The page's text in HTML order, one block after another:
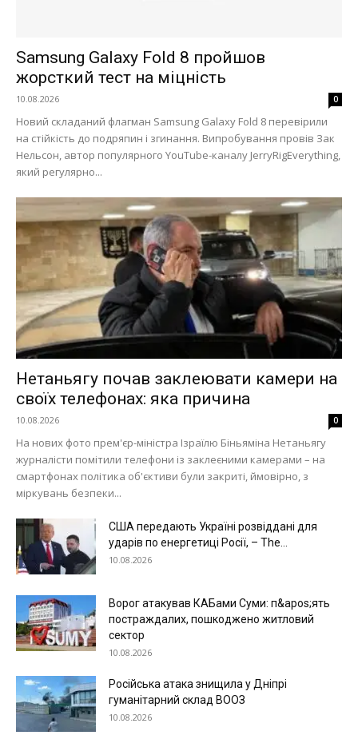
Меню
Київ
Україна
Економіка
Політика
Світ
Технології
Війна
Samsung Galaxy Fold 8 пройшов
жорсткий тест на міцність
10.08.2026 0
Новий складаний флагман Samsung Galaxy Fold 8 перевірили
на стійкість до подряпин і згинання. Випробування провів Зак
Нельсон, автор популярного YouTube-каналу JerryRigEverything,
який регулярно...
Нетаньягу почав заклеювати камери на
своїх телефонах: яка причина
10.08.2026 0
На нових фото прем'єр-міністра Ізраїлю Біньяміна Нетаньягу
журналісти помітили телефони із заклеєними камерами – на
смартфонах політика об'єктиви були закриті, ймовірно, з
міркувань безпеки...
США передають Україні розвіддані для
ударів по енергетиці Росії, – The...
10.08.2026
Ворог атакував КАБами Суми: п&apos;ять
постраждалих, пошкоджено житловий
сектор
10.08.2026
Російська атака знищила у Дніпрі
гуманітарний склад ВООЗ
10.08.2026